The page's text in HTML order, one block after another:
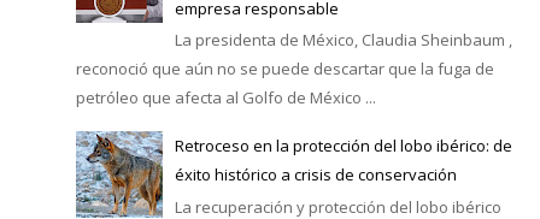
empresa responsable
La presidenta de México, Claudia Sheinbaum ,
reconoció que aún no se puede descartar que la fuga de
petróleo que afecta al Golfo de México ...
Retroceso en la protección del lobo ibérico: de
éxito histórico a crisis de conservación
La recuperación y protección del lobo ibérico